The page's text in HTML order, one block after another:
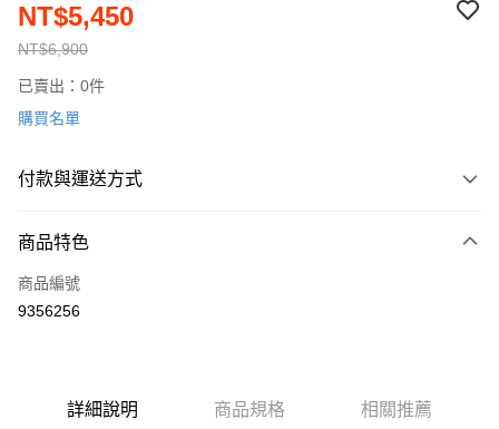
NT$6,900
NT$5,450
已賣出：0件
購買名單
付款與運送方式
信用卡一次付款
運送方式
商品特色
商品編號
9356256
詳細說明 商品規格 相關推薦